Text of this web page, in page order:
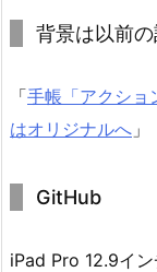
背景は以前
「手帳「アクシ
はオリジナルへ 」
GitHub
iPad Pro 12.9イン